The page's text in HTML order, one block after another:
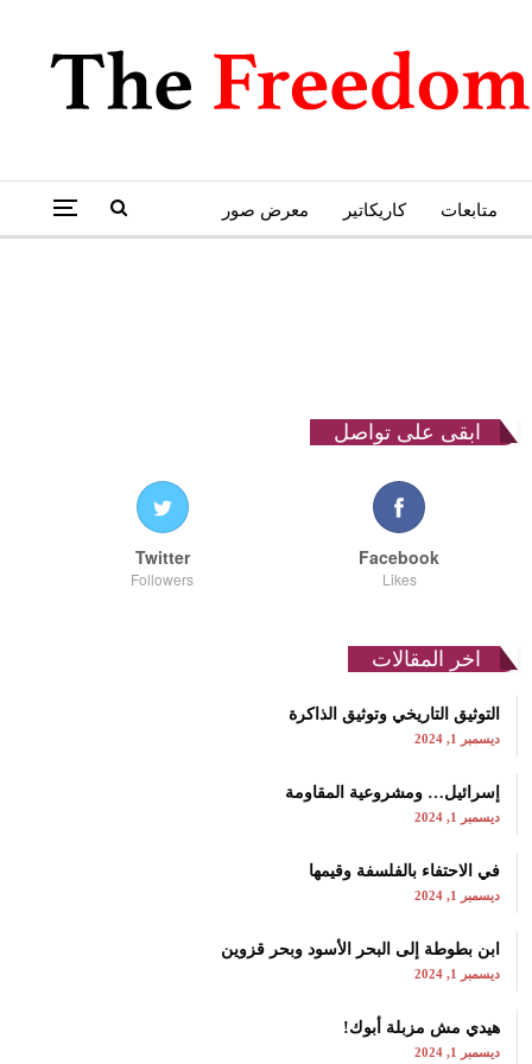
متابعات كاريكاتير معرض صور
ابقى على تواصل
Facebook
Likes
Twitter
Followers
اخر المقالات
التوثيق التاريخي وتوثيق الذاكرة
ديسمبر 1, 2024
إسرائيل… ومشروعية المقاومة
ديسمبر 1, 2024
في الاحتفاء بالفلسفة وقيمها
ديسمبر 1, 2024
ابن بطوطة إلى البحر الأسود وبحر قزوين
ديسمبر 1, 2024
هيدي مش مزبلة أبوك!
ديسمبر 1, 2024